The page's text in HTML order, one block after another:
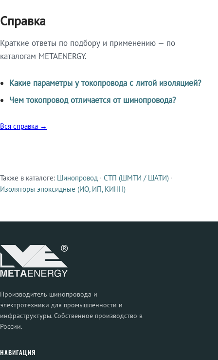
Справка
Краткие ответы по подбору и применению — по
каталогам METAENERGY.
Какие параметры у токопровода с литой изоляцией?
Чем токопровод отличается от шинопровода?
Вся справка →
Смежные продукты
Также в каталоге: Шинопровод · СТП (ШМТИ / ШАТИ) ·
Изоляторы эпоксидные (ИО, ИП, КИНН)
Производитель шинопровода и
электротехники для промышленности и
инфраструктуры. Собственное производство в
России.
НАВИГАЦИЯ